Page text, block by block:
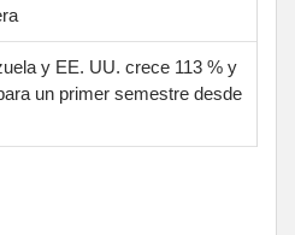
y EE. UU. crece 113 % y
un primer semestre desde